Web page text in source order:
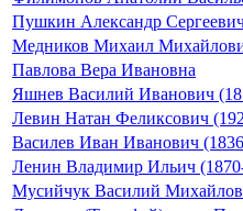
Пушкин Александр
Медников Михаил
Павлова Вера Ивановна
Яшнев Василий Иванович
Левин Натан Феликсович
Василев Иван Иванович
Ленин Владимир Ильич
Мусийчук Василий